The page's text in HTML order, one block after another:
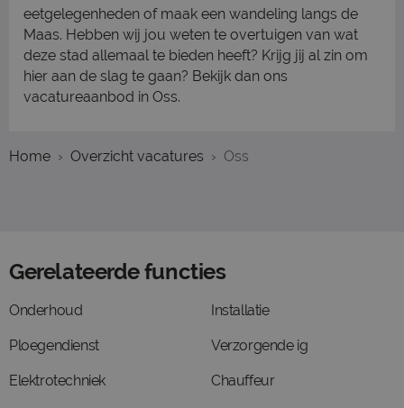
eetgelegenheden of maak een wandeling langs de
Maas. Hebben wij jou weten te overtuigen van wat
deze stad allemaal te bieden heeft? Krijg jij al zin om
hier aan de slag te gaan? Bekijk dan ons
vacatureaanbod in Oss.
Home Overzicht vacatures Oss
Gerelateerde functies
Onderhoud
Ploegendienst
Elektrotechniek
Installatie
Verzorgende ig
Chauffeur